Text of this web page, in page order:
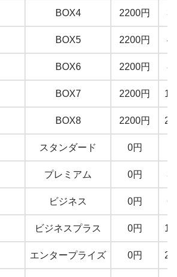
BOX4 2200円
BOX5 2200円
BOX6 2200円
BOX7 2200円
BOX8 2200円
スタンダード 0円
プレミアム 0円
ビジネス 0円
ビジネスプラス 0円
エンタープライズ 0円